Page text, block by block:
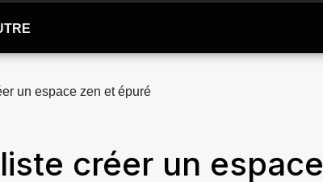
un espace zen et épuré
créer un espace